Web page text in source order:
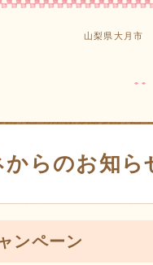
山梨県大月市
らのお知ら
ンペーン